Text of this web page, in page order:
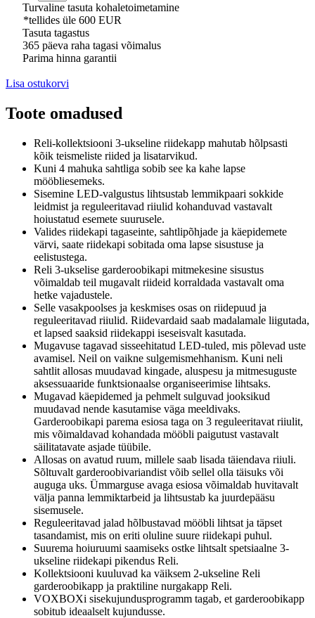
Turvaline tasuta kohaletoimetamine
*tellides üle 600 EUR
Tasuta tagastus
365 päeva raha tagasi võimalus
Parima hinna garantii
Lisa ostukorvi
Toote omadused
Reli-kollektsiooni 3-ukseline riidekapp mahutab hõlpsasti
kõik teismeliste riided ja lisatarvikud.
Kuni 4 mahuka sahtliga sobib see ka kahe lapse
mööbliesemeks.
Sisemine LED-valgustus lihtsustab lemmikpaari sokkide
leidmist ja reguleeritavad riiulid kohanduvad vastavalt
hoiustatud esemete suurusele.
Valides riidekapi tagaseinte, sahtlipõhjade ja käepidemete
värvi, saate riidekapi sobitada oma lapse sisustuse ja
eelistustega.
Reli 3-ukselise garderoobikapi mitmekesine sisustus
võimaldab teil mugavalt riideid korraldada vastavalt oma
hetke vajadustele.
Selle vasakpoolses ja keskmises osas on riidepuud ja
reguleeritavad riiulid. Riidevardaid saab madalamale liigutada,
et lapsed saaksid riidekappi iseseisvalt kasutada.
Mugavuse tagavad sisseehitatud LED-tuled, mis põlevad uste
avamisel. Neil on vaikne sulgemismehhanism. Kuni neli
sahtlit allosas muudavad kingade, aluspesu ja mitmesuguste
aksessuaaride funktsionaalse organiseerimise lihtsaks.
Mugavad käepidemed ja pehmelt sulguvad jooksikud
muudavad nende kasutamise väga meeldivaks.
Garderoobikapi parema esiosa taga on 3 reguleeritavat riiulit,
mis võimaldavad kohandada mööbli paigutust vastavalt
säilitatavate asjade tüübile.
Allosas on avatud ruum, millele saab lisada täiendava riiuli.
Sõltuvalt garderoobivariandist võib sellel olla täisuks või
auguga uks. Ümmarguse avaga esiosa võimaldab huvitavalt
välja panna lemmiktarbeid ja lihtsustab ka juurdepääsu
sisemusele.
Reguleeritavad jalad hõlbustavad mööbli lihtsat ja täpset
tasandamist, mis on eriti oluline suure riidekapi puhul.
Suurema hoiuruumi saamiseks ostke lihtsalt spetsiaalne 3-
ukseline riidekapi pikendus Reli.
Kollektsiooni kuuluvad ka väiksem 2-ukseline Reli
garderoobikapp ja praktiline nurgakapp Reli.
VOXBOXi sisekujundusprogramm tagab, et garderoobikapp
sobitub ideaalselt kujundusse.